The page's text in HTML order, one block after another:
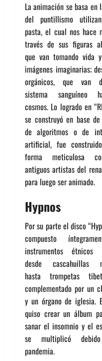
La animación se basa en
del puntillismo
pasta, el cual nos hace
través de sus figuras
que van tomando vida
imágenes imaginarias;
orgánicos, que van
sistema sanguíneo
cosmos. Lo logrado en
se construyó en base
de algoritmos o de
artificial, fue
forma meticulosa
antiguos artistas del
para luego ser animado.
Hypnos
Por su parte el disco
compuesto
instrumentos étnicos
desde cascahuillas
hasta trompetas
complementado por un
y un órgano de iglesia.
quiso crear un álbum
sanar el insomnio y el
se multiplicó
pandemia.